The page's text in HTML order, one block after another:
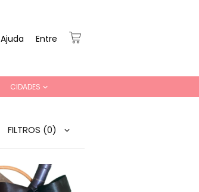
Entre
Ajuda
CIDADES
FILTROS (0)